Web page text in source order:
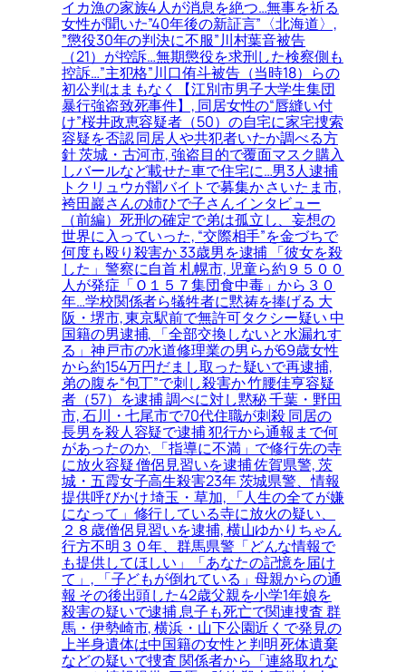
イカ漁の家族4人が消息を絶つ…無事を祈る
女性が聞いた”40年後の新証言”〈北海道〉,
”懲役30年の判決に不服”川村葉音被告
（21）が控訴…無期懲役を求刑した検察側も
控訴…”主犯格”川口侑斗被告（当時18）らの
初公判はまもなく【江別市男子大学生集団
暴行強盗致死事件】, 同居女性の“唇縫い付
け”桜井政恵容疑者（50）の自宅に家宅捜索
容疑を否認 同居人や共犯者いたか調べる方
針 茨城・古河市, 強盗目的で覆面マスク購入
しバールなど載せた車で住宅に…男3人逮捕
トクリュウが闇バイトで募集か さいたま市,
袴田巖さんの姉ひで子さんインタビュー
（前編）死刑の確定で弟は孤立し、妄想の
世界に入っていった, “交際相手”を金づちで
何度も殴り殺害か 33歳男を逮捕 「彼女を殺
した」警察に自首 札幌市, 児童ら約９５００
人が発症「Ｏ１５７集団食中毒」から３０
年…学校関係者ら犠牲者に黙祷を捧げる 大
阪・堺市, 東京駅前で無許可タクシー疑い 中
国籍の男逮捕, 「全部交換しないと水漏れす
る」神戸市の水道修理業の男らが69歳女性
から約154万円だまし取った疑いで再逮捕,
弟の腹を“包丁”で刺し殺害か 竹腰佳亨容疑
者（57）を逮捕 調べに対し黙秘 千葉・野田
市, 石川・七尾市で70代住職が刺殺 同居の
長男を殺人容疑で逮捕 犯行から通報まで何
があったのか, 「指導に不満」で修行先の寺
に放火容疑 僧侶見習いを逮捕 佐賀県警, 茨
城・五霞女子高生殺害23年 茨城県警、情報
提供呼びかけ 埼玉・草加, 「人生の全てが嫌
になって」修行している寺に放火の疑い、
２８歳僧侶見習いを逮捕, 横山ゆかりちゃん
行方不明３０年、群馬県警「どんな情報で
も提供してほしい」「あなたの記憶を届け
て」, 「子どもが倒れている」母親からの通
報 その後出頭した42歳父親を小学1年娘を
殺害の疑いで逮捕 息子も死亡で関連捜査 群
馬・伊勢崎市, 横浜・山下公園近くで発見の
上半身遺体は中国籍の女性と判明 死体遺棄
などの疑いで捜査 関係者から「連絡取れな